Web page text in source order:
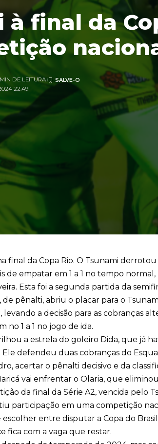
à final da
22:49
DE LEITURA
final da Copa Rio. O Tsunami
de empatar em 1 a 1 no tempo
Esta foi a segunda partida da
de pênalti, abriu o placar para o
a decisão para as cobranças
no 1 a 1 no jogo de ida.
a estrela do goleiro Dida, que já
defendeu duas cobranças do
acertar o pênalti decisivo e da
vai enfrentar o Olaria, que
da final da Série A2, vencida pelo
participação em uma competição
entre disputar a Copa do
fica com a vaga que restar.